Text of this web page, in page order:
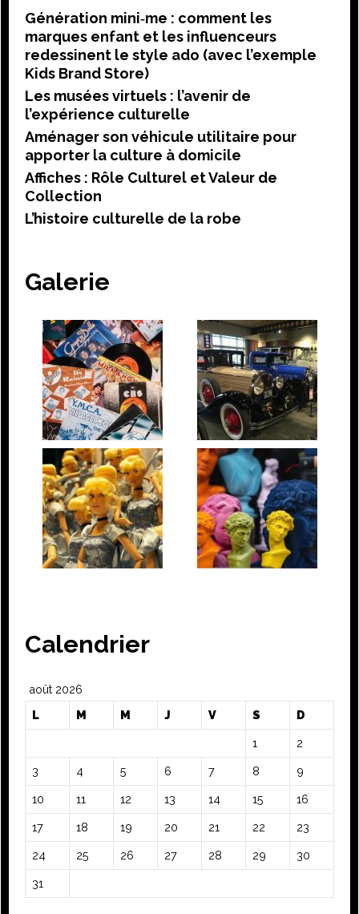
Génération mini‑me : comment les
marques enfant et les influenceurs
redessinent le style ado (avec l’exemple
Kids Brand Store)
Les musées virtuels : l’avenir de
l’expérience culturelle
Aménager son véhicule utilitaire pour
apporter la culture à domicile
Affiches : Rôle Culturel et Valeur de
Collection
L’histoire culturelle de la robe
Galerie
Calendrier
août 2026
L
M M J V S D
1 2
3 4 5 6 7 8 9
10 11 12 13 14 15 16
17 18 19 20 21 22 23
24 25 26 27 28 29 30
31